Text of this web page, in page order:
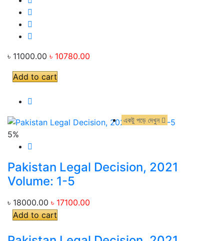
৳ 11000.00 ৳ 10780.00
Add to cart
5%
একটু পড়ে দেখুন
Pakistan Legal Decision, 2021
Volume: 1-5
৳ 18000.00 ৳ 17100.00
Add to cart
একটু পড়ে দেখুন